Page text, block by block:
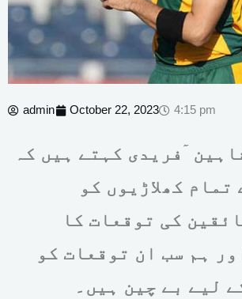
admin October 22, 2023 4:15 pm
ۤفریدی کہتے ہیں کہ
کھلاڑیوں کو
کی توقعات کا
ہم سب ان توقعات کو
لیے بے چین ہیں۔